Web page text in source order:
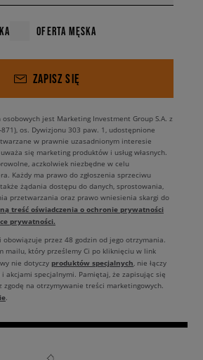
OFERTA MĘSKA
ZAPISZ SIĘ
jest Marketing Investment Group S.A. z
os. Dywizjonu 303 paw. 1, udostępnione
w prawnie uzasadnionym interesie
się marketing produktów i usług własnych.
aczkolwiek niezbędne w celu
Każdy ma prawo do zgłoszenia sprzeciwu
żądania dostępu do danych, sprostowania,
przetwarzania oraz prawo wniesienia skargi do
treść oświadczenia o ochronie prywatności
prywatności.
przez 48 godzin od jego otrzymania.
mailu, który prześlemy Ci po kliknięciu w link
nie dotyczy produktów specjalnych, nie łączy
akcjami specjalnymi. Pamiętaj, że zapisując się
zgodę na otrzymywanie treści marketingowych.
.